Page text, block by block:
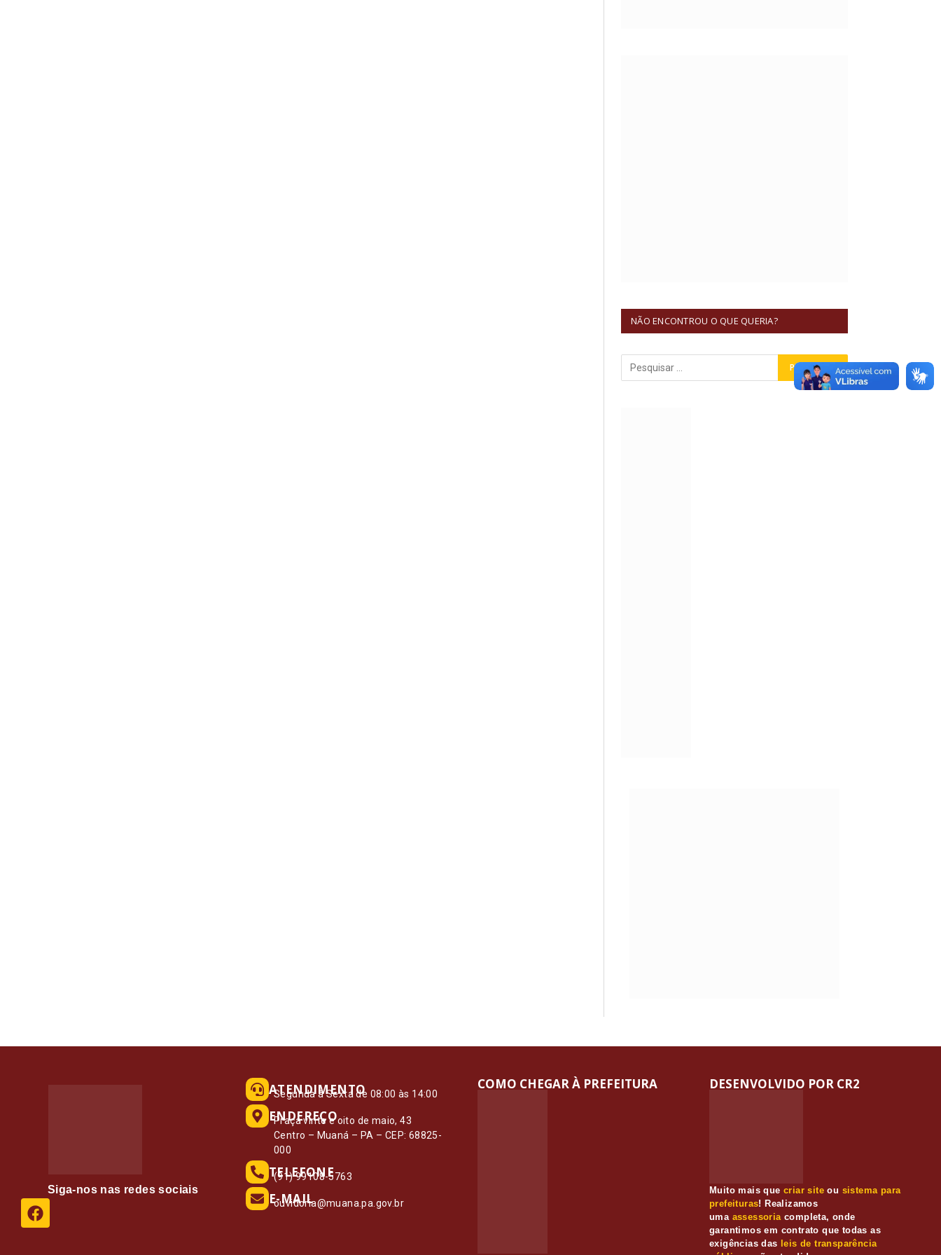
NÃO ENCONTROU O QUE QUERIA?
Siga-nos nas redes sociais
ATENDIMENTO
Segunda à Sexta de 08:00 às 14:00
ENDEREÇO
Praça vinte e oito de maio, 43
Centro – Muaná – PA – CEP: 68825-
000
TELEFONE
(91) 99108-5763
E-MAIL
ouvidoria@muana.pa.gov.br
COMO CHEGAR À PREFEITURA
Muito mais quecriar site ou sistema para
prefeituras! Realizamos
uma assessoriacompleta, onde
garantimos em contrato que todas as
exigências das leis de transparência
DESENVOLVIDO POR CR2